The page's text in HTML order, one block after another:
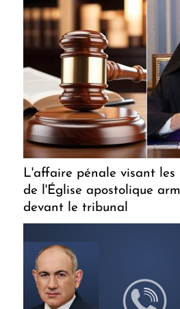
L'affaire pénale visant
de l'Église apostolique
devant le tribunal